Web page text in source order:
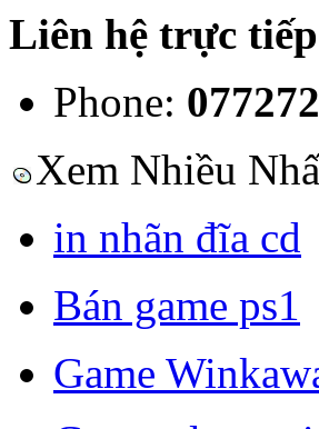
Liên hệ trực tiếp
Phone:
Xem Nhiều
in nhãn đĩa cd
Bán game ps1
Game